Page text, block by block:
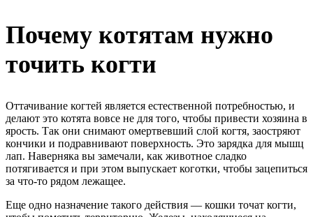
Почему котятам нужно
точить когти
Оттачивание когтей является естественной потребностью, и
делают это котята вовсе не для того, чтобы привести хозяина в
ярость. Так они снимают омертвевший слой когтя, заостряют
кончики и подравнивают поверхность. Это зарядка для мышц
лап. Наверняка вы замечали, как животное сладко
потягивается и при этом выпускает коготки, чтобы зацепиться
за что-то рядом лежащее.
Еще одно назначение такого действия –– кошки точат когти,